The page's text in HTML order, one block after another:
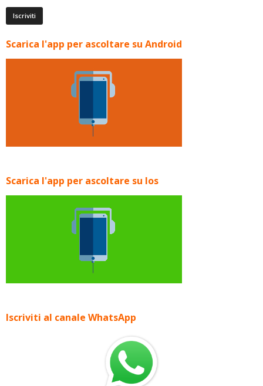
Scarica l'app per ascoltare su Android
Scarica l'app per ascoltare su Ios
Iscriviti al canale WhatsApp